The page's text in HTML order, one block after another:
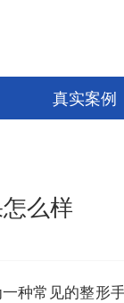
真实案例
么样
种常见的整形